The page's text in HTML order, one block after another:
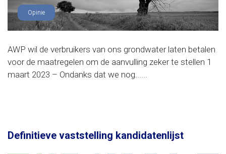
Opinie
AWP wil de verbruikers van ons grondwater laten betalen
voor de maatregelen om de aanvulling zeker te stellen 1
maart 2023 – Ondanks dat we nog......
Definitieve vaststelling kandidatenlijst